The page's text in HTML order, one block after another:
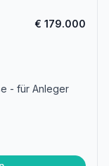
€ 179.000
- für Anleger